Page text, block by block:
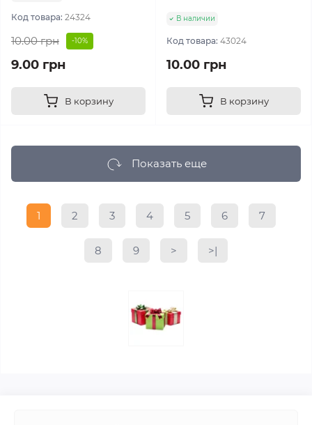
Код товара: 24324
10.00 грн -10%
9.00 грн
В корзину
В наличии
Код товара: 43024
10.00 грн
В корзину
Показать еще
1 2 3 4 5 6 7
8 9 > >|